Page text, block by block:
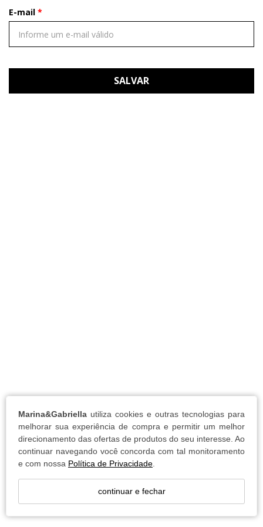
Marina&Gabriella utiliza cookies e outras tecnologias para
melhorar sua experiência de compra e permitir um melhor
direcionamento das ofertas de produtos do seu interesse. Ao
continuar navegando você concorda com tal monitoramento
e com nossa Política de Privacidade
continuar e fechar
E-mail
SALVAR